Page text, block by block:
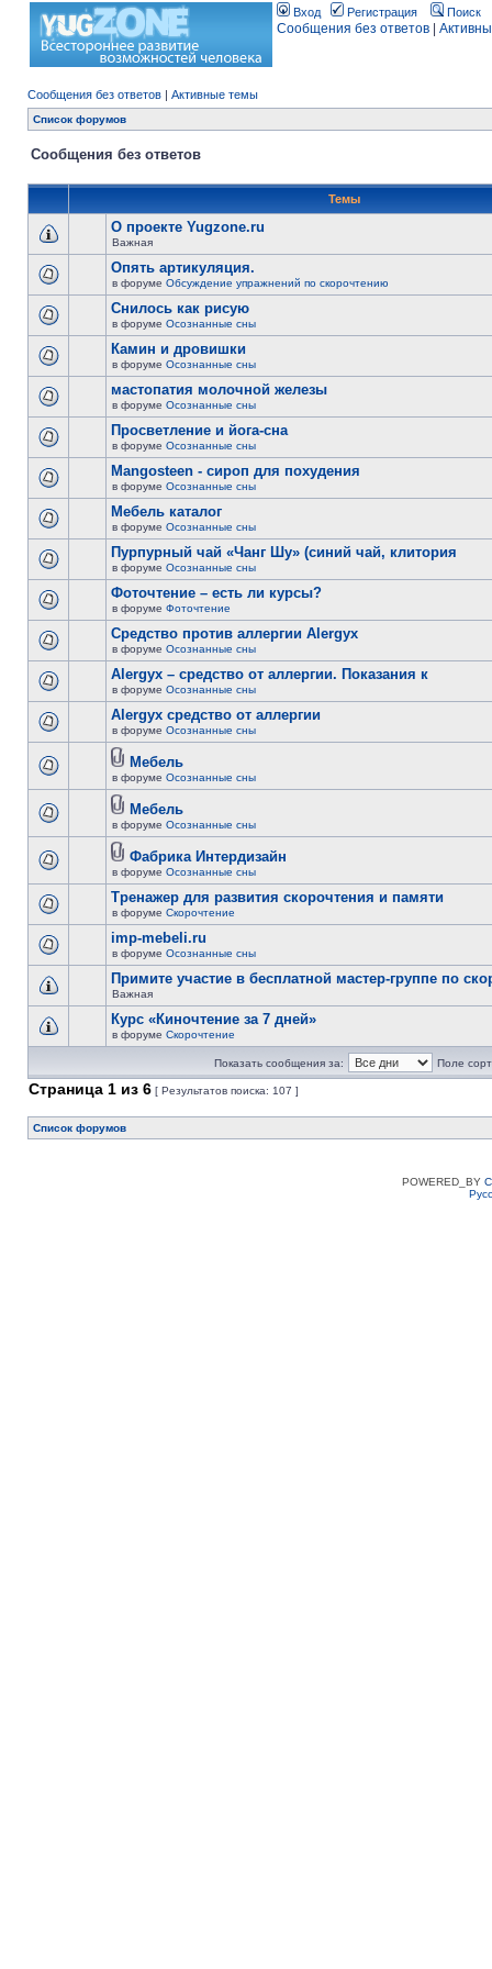
Вход Регистрация Поиск
Сообщения без ответов
Сообщения без ответов | Активные темы
Список форумов
Сообщения без ответов
Темы
О проекте Yugzone.ru
Важная
Опять артикуляция.
в форуме Обсуждение упражнений по скорочтению
Снилось как рисую
в форуме Осознанные сны
Камин и дровишки
в форуме Осознанные сны
мастопатия молочной железы
в форуме Осознанные сны
Просветление и йога-сна
в форуме Осознанные сны
Mangosteen - сироп для похудения
в форуме Осознанные сны
Мебель каталог
в форуме Осознанные сны
Пурпурный чай «Чанг Шу» (синий чай, клитория
в форуме Осознанные сны
Фоточтение – есть ли курсы?
в форуме Фоточтение
Cредство против аллергии Alergyx
в форуме Осознанные сны
Alergyx – средство от аллергии. Показания к
в форуме Осознанные сны
Alergyx средство от аллергии
в форуме Осознанные сны
Мебель
в форуме Осознанные сны
Мебель
в форуме Осознанные сны
Фабрика Интердизайн
в форуме Осознанные сны
Тренажер для развития скорочтения и памяти
в форуме Скорочтение
imp-mebeli.ru
в форуме Осознанные сны
Примите участие в бесплатной мастер-группе по
Важная
Курс «Киночтение за 7 дней»
в форуме Скорочтение
Показать сообщения за: Поле
Страница 1 из 6 [ Результатов поиска: 107 ]
Список форумов
POWERED_BY